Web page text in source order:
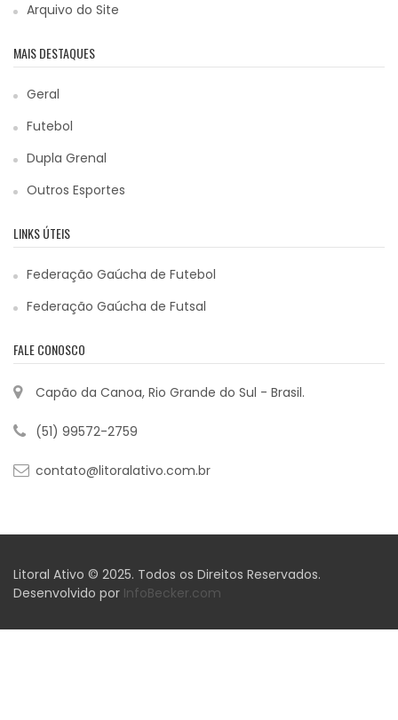
Arquivo do Site
MAIS DESTAQUES
Geral
Futebol
Dupla Grenal
Outros Esportes
LINKS ÚTEIS
Federação Gaúcha de Futebol
Federação Gaúcha de Futsal
FALE CONOSCO
Capão da Canoa, Rio Grande do Sul - Brasil.
(51) 99572-2759
contato@litoralativo.com.br
Litoral Ativo © 2025. Todos os Direitos Reservados.
Desenvolvido por InfoBecker.com